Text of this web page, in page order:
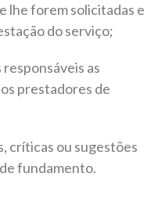
lhe forem solicitadas e
do serviço;
as
prestadores de
críticas ou sugestões
fundamento.